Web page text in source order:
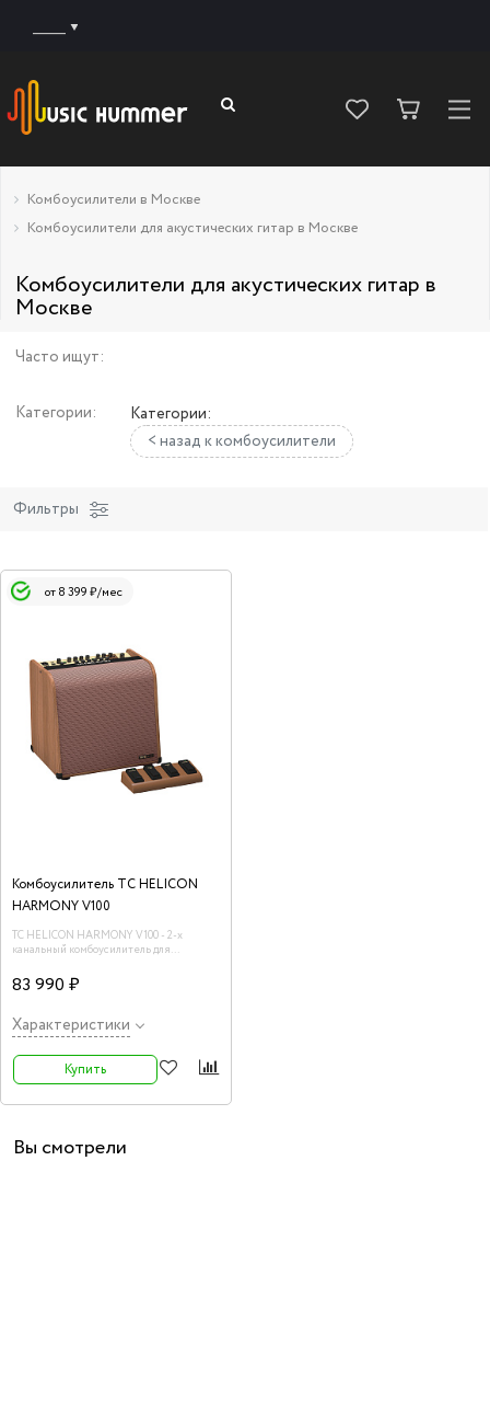
Комбоусилители в Москве
Комбоусилители для акустических гитар в Москве
Комбоусилители для акустических гитар в
Москве
Часто ищут:
Категории:
Категории:
< назад к комбоусилители
Фильтры
от 8 399 ₽/мес
Комбоусилитель TC HELICON
HARMONY V100
TC HELICON HARMONY V100 - 2-х
канальный комбоусилитель для
83 990 ₽
Характеристики
Купить
Вы смотрели